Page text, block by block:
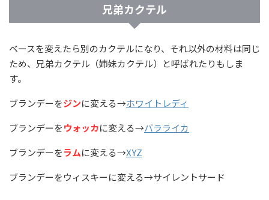
兄弟カクテル
ベースを変えたら別のカクテルになり、それ以外の材料は同じ
ため、兄弟カクテル（姉妹カクテル）と呼ばれたりもしま
す。
ブランデーをジンに変える→ホワイトレディ
ブランデーをウォッカに変える→バラライカ
ブランデーをラムに変える→XYZ
ブランデーをウィスキーに変える→サイレントサード